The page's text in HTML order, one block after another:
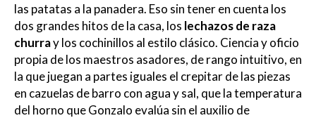
las patatas a la panadera. Eso sin tener en cuenta los
dos grandes hitos de la casa, los lechazos de raza
churray los cochinillos al estilo clásico. Ciencia y oficio
propia de los maestros asadores, de rango intuitivo, en
la que juegan a partes iguales el crepitar de las piezas
en cazuelas de barro con agua y sal, que la temperatura
del horno que Gonzalo evalúa sin el auxilio de